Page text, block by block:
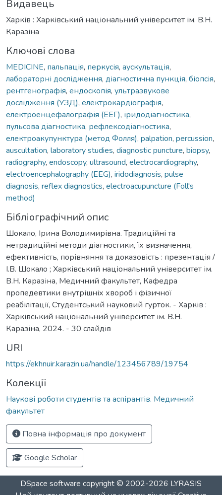
Видавець
Харків : Харківський національний університет ім. В.Н.
Каразіна
Ключові слова
MEDICINE, пальпація, перкусія, аускультація,
лабораторні дослідження, діагностична пункція, біопсія,
рентгенографія, ендоскопія, ультразвукове
дослідження (УЗД), електрокардіографія,
електроенцефалографія (ЕЕГ), іридодіагностика,
пульсова діагностика, рефлексодіагностика,
електроакупунктура (метод Фолля), palpation, percussion,
auscultation, laboratory studies, diagnostic puncture, biopsy,
radiography, endoscopy, ultrasound, electrocardiography,
electroencephalography (EEG), iridodiagnosis, pulse
diagnosis, reflex diagnostics, electroacupuncture (Foll's
method)
Бібліографічний опис
Шокало, Ірина Володимирівна. Традиційні та
нетрадиційні методи діагностики, їх визначення,
ефективність, порівняння та доказовість : презентація /
І.В. Шокало ; Харківський національний університет ім.
В.Н. Каразіна, Медичний факультет, Кафедра
пропедевтики внутрішніх хвороб і фізичної
реабілітації, Студентський науковий гурток. - Харків :
Харківський національний університет ім. В.Н.
Каразіна, 2024. - 30 слайдів
URI
https://ekhnuir.karazin.ua/handle/123456789/19754
Колекції
Наукові роботи студентів та аспірантів. Медичний
факультет
Повна інформація про документ
Google Scholar
DSpace software copyright © 2002-2026 LYRASIS